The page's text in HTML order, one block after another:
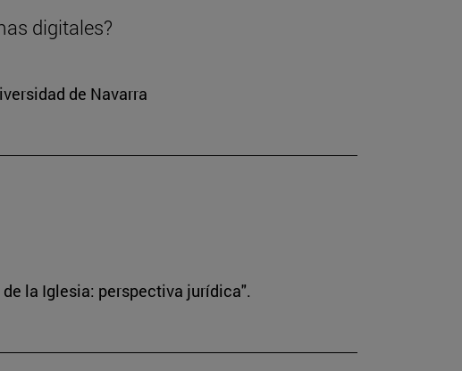
digitales?
de Navarra
la Iglesia: perspectiva jurídica".